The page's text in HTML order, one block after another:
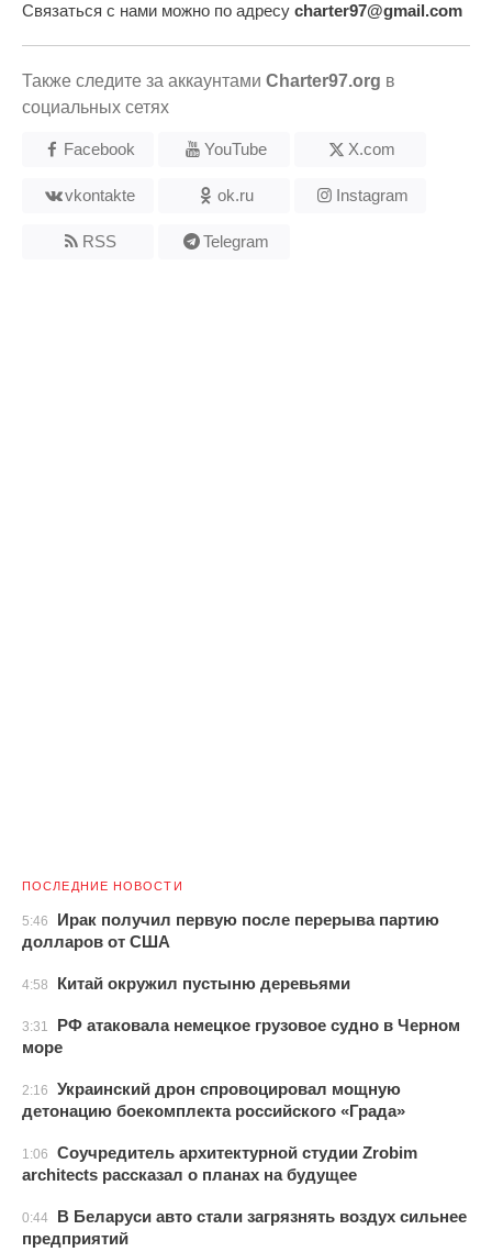
Связаться с нами можно по адресу charter97@gmail.com
Также следите за аккаунтами Charter97.org в
социальных сетях
Facebook YouTube X.com
vkontakte ok.ru Instagram
RSS Telegram
ПОСЛЕДНИЕ НОВОСТИ
5:46
Ирак получил первую после перерыва партию
долларов от США
4:58 Китай окружил пустыню деревьями
3:31
РФ атаковала немецкое грузовое судно в Черном
море
2:16
Украинский дрон спровоцировал мощную
детонацию боекомплекта российского «Града»
1:06
Соучредитель архитектурной студии Zrobim
architects рассказал о планах на будущее
0:44
В Беларуси авто стали загрязнять воздух сильнее
предприятий